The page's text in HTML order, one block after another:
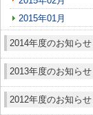
2015年01月
2014年度のお知らせ
2013年度のお知らせ
2012年度のお知らせ